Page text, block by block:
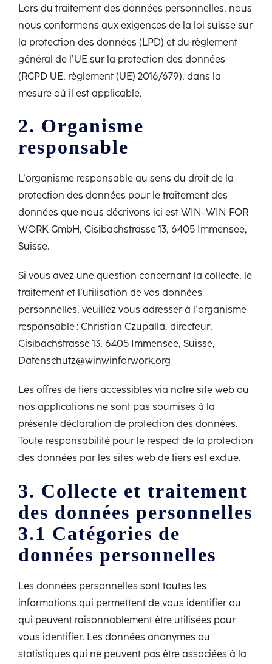
Lors du traitement des données personnelles, nous
nous conformons aux exigences de la loi suisse sur
la protection des données (LPD) et du règlement
général de l’UE sur la protection des données
(RGPD UE, règlement (UE) 2016/679), dans la
mesure où il est applicable.
2. Organisme
responsable
L’organisme responsable au sens du droit de la
protection des données pour le traitement des
données que nous décrivons ici est WIN-WIN FOR
WORK GmbH, Gisibachstrasse 13, 6405 Immensee,
Suisse.
Si vous avez une question concernant la collecte, le
traitement et l’utilisation de vos données
personnelles, veuillez vous adresser à l’organisme
responsable : Christian Czupalla, directeur,
Gisibachstrasse 13, 6405 Immensee, Suisse,
Datenschutz@winwinforwork.org
Les offres de tiers accessibles via notre site web ou
nos applications ne sont pas soumises à la
présente déclaration de protection des données.
Toute responsabilité pour le respect de la protection
des données par les sites web de tiers est exclue.
3. Collecte et traitement
des données personnelles
3.1 Catégories de
données personnelles
Les données personnelles sont toutes les
informations qui permettent de vous identifier ou
qui peuvent raisonnablement être utilisées pour
vous identifier. Les données anonymes ou
statistiques qui ne peuvent pas être associées à la